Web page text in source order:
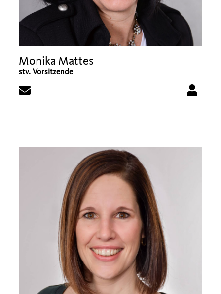
Monika Mattes
stv. Vorsitzende